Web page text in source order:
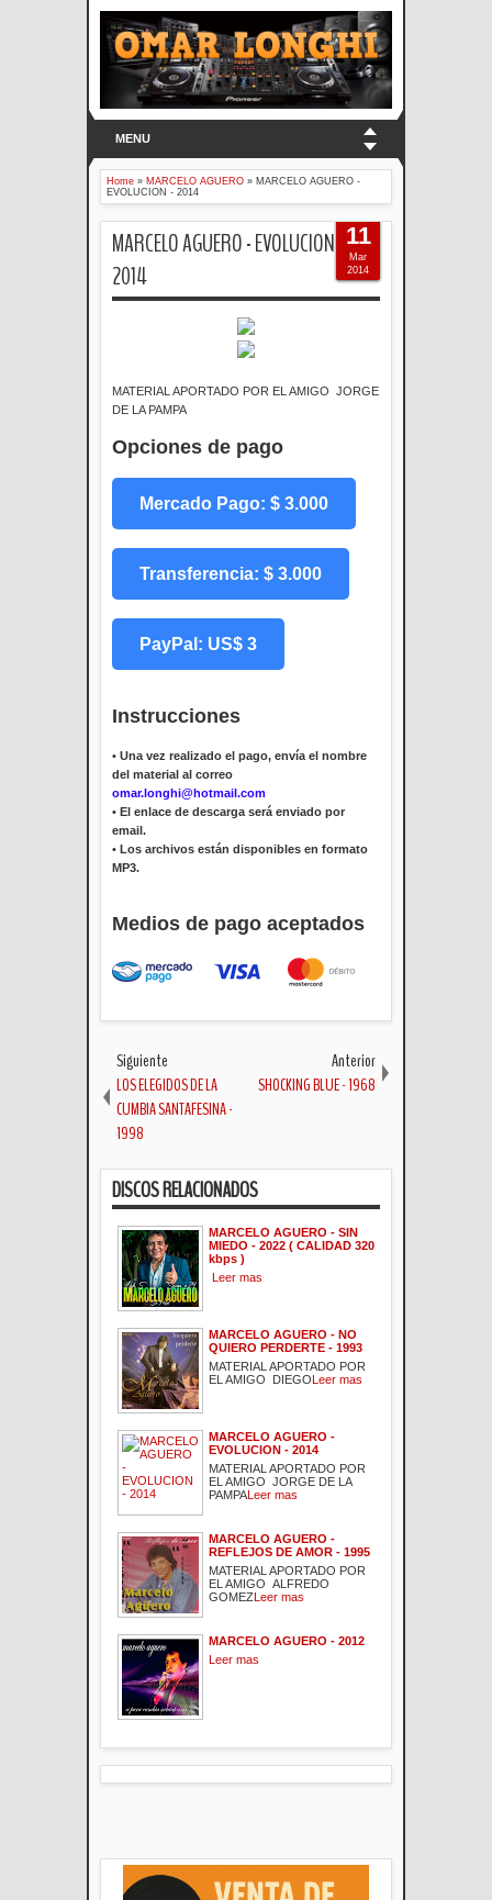
MENU
Home » MARCELO AGUERO » MARCELO AGUERO -
EVOLUCION - 2014
MARCELO AGUERO - EVOLUCION -
2014
MATERIAL APORTADO POR EL AMIGO JORGE
DE LA PAMPA
Opciones de pago
Mercado Pago: $ 3.000
Transferencia: $ 3.000
PayPal: US$ 3
Instrucciones
• Una vez realizado el pago, envía el nombre
del material al correo
omar.longhi@hotmail.com
• El enlace de descarga será enviado por
email.
• Los archivos están disponibles en formato
MP3.
Medios de pago aceptados
11
Mar
2014
Siguiente
LOS ELEGIDOS DE LA
CUMBIA SANTAFESINA -
1998
Anterior
SHOCKING BLUE - 1968
DISCOS RELACIONADOS
MARCELO AGUERO - SIN
MIEDO - 2022 ( CALIDAD 320
kbps )
Leer mas
MARCELO AGUERO - NO
QUIERO PERDERTE - 1993
MATERIAL APORTADO POR
EL AMIGO DIEGOLeer mas
MARCELO AGUERO -
EVOLUCION - 2014
MATERIAL APORTADO POR
EL AMIGO JORGE DE LA
PAMPALeer mas
MARCELO AGUERO -
REFLEJOS DE AMOR - 1995
MATERIAL APORTADO POR
EL AMIGO ALFREDO
GOMEZLeer mas
MARCELO AGUERO - 2012
Leer mas